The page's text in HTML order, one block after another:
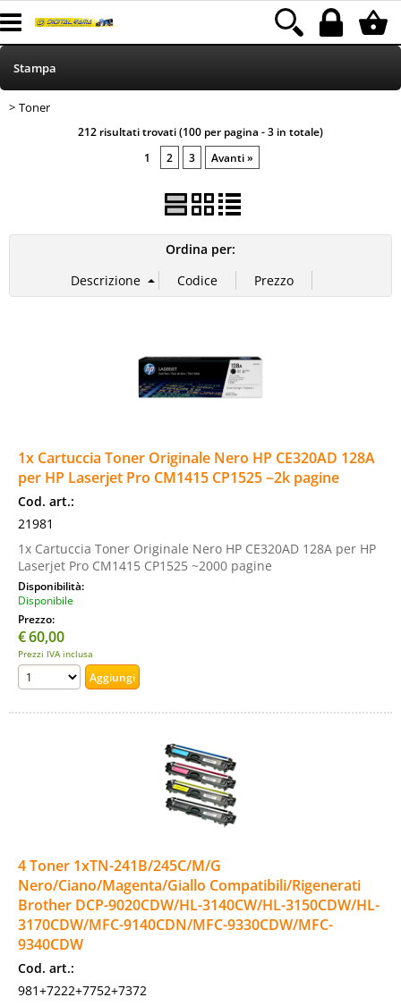
Categoria:
HOME
Stampa
Elettrodomestici
Toner
212 risultati trovati (100 per pagina - 3 in totale)
1
2 3 Avanti »
Ordina per:
1x Cartuccia Toner Originale Nero HP CE320AD 128A
per HP Laserjet Pro CM1415 CP1525 ~2k pagine
Cod. art.:
21981
1x Cartuccia Toner Originale Nero HP CE320AD 128A per HP
Laserjet Pro CM1415 CP1525 ~2000 pagine
Disponibilità:
Disponibile
Prezzo:
€60,00
Prezzi IVA inclusa
4 Toner 1xTN-241B/245C/M/G
Nero/Ciano/Magenta/Giallo Compatibili/Rigenerati
Brother DCP-9020CDW/HL-3140CW/HL-3150CDW/HL-
3170CDW/MFC-9140CDN/MFC-9330CDW/MFC-
9340CDW
Cod. art.:
981+7222+7752+7372